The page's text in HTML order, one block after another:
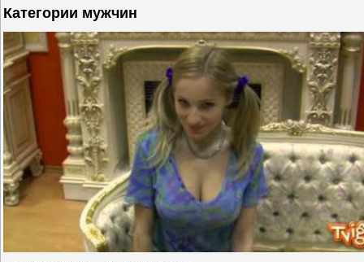
Категории мужчин